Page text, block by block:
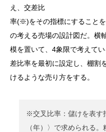
え、交差比
率(※)をその指標にすること
の考える売場の設計図だ。横
模を置いて、4象限で考えて
差比率を最初に設定し、棚割
けるような売り方をする。
※交叉比率：儲けを表す
（年）〉で求められる